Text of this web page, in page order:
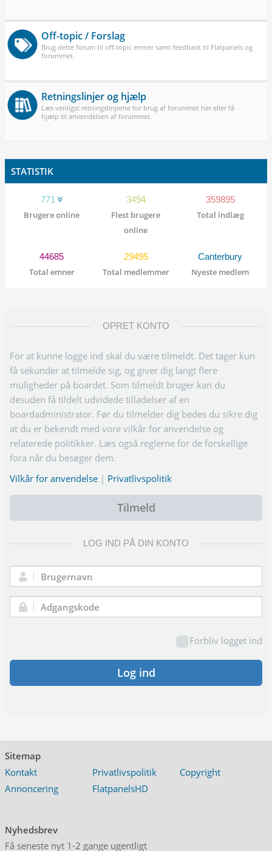
Off-topic / Forslag
Brug dette forum til off-topic emner samt feedback til Flatpanels og
forummet.
Retningslinjer og hjælp
Læs venligst retningslinjerne for brug af forummet her eller få
hjælp til anvendelsen af forummet.
STATISTIK
771
Brugere online
3494
Flest brugere
online
359895
Total indlæg
44685
Total emner
29495
Total medlemmer
Canterbury
Nyeste medlem
OPRET KONTO
For at kunne logge ind skal du være tilmeldt. Det tager kun
få sekunder at tilmelde sig, og giver dig langt flere
muligheder på boardet. Som tilmeldt bruger kan du
desuden få tildelt udvidede tilladelser af en
boardadministrator. Før du tilmelder dig bedes du sikre dig
at du er bekendt med vore vilkår for anvendelse og
relaterede politikker. Læs også reglerne for de forskellige
fora når du besøger dem.
Vilkår for anvendelse | Privatlivspolitik
Tilmeld
LOG IND PÅ DIN KONTO
Brugernavn:
Adgangskode:
Forbliv logget ind
Log ind
Sitemap
Kontakt
Privatlivspolitik
Copyright
Annoncering
FlatpanelsHD
Nyhedsbrev
Få seneste nyt 1-2 gange ugentligt